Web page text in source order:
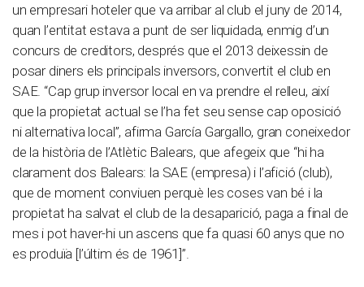
un empresari hoteler que va arribar al club el juny de 2014,
quan l’entitat estava a punt de ser liquidada, enmig d’un
concurs de creditors, després que el 2013 deixessin de
posar diners els principals inversors, convertit el club en
SAE. “Cap grup inversor local en va prendre el relleu, així
que la propietat actual se l’ha fet seu sense cap oposició
ni alternativa local”, afirma García Gargallo, gran coneixedor
de la història de l’Atlètic Balears, que afegeix que “hi ha
clarament dos Balears: la SAE (empresa) i l’afició (club),
que de moment conviuen perquè les coses van bé i la
propietat ha salvat el club de la desaparició, paga a final de
mes i pot haver-hi un ascens que fa quasi 60 anys que no
es produïa [l’últim és de 1961]”.